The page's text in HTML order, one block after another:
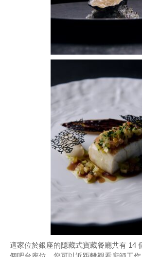
這家位於銀座的隱藏式寶藏餐廳共有 14